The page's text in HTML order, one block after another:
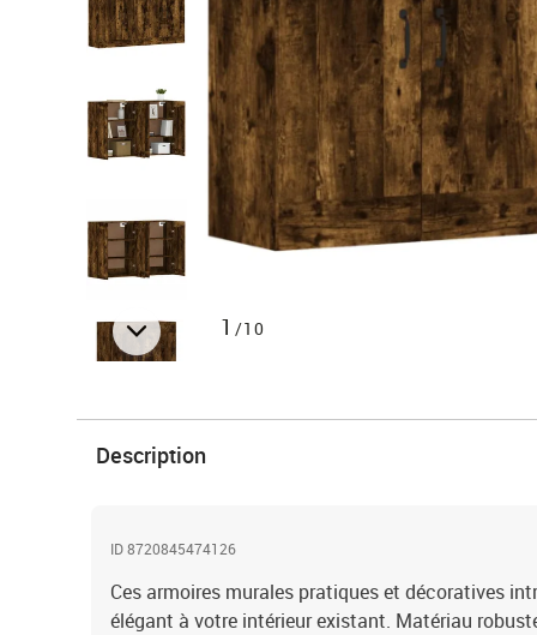
1 /10
Description
ID 8720845474126
Ces armoires murales pratiques et décoratives
élégant à votre intérieur existant. Matériau